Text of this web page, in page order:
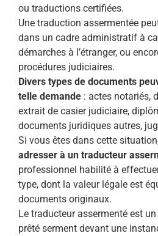
ou traductions certifiées.
Une traduction assermentée
dans un cadre administratif à
démarches à l’étranger, ou
procédures judiciaires.
Divers types de documents
telle demande : actes notariés,
extrait de casier judiciaire,
documents juridiques autres,
Si vous êtes dans cette
adresser à un traducteur
professionnel habilité à
type, dont la valeur légale est
documents originaux.
Le traducteur assermenté est
prêté serment devant une